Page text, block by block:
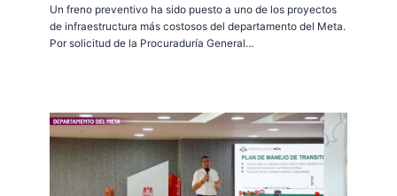
Un freno preventivo ha sido puesto a uno de los proyectos
de infraestructura más costosos del departamento del Meta.
Por solicitud de la Procuraduría General…